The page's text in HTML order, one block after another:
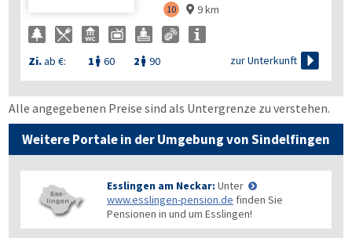
10  9 km
Zi.ab €: 1  60 2  90 zur Unterkunft 
Alle angegebenen Preise sind als Untergrenze zu verstehen.
Weitere Portale in der Umgebung von Sindelfingen
Esslingen am Neckar: Unter
www.esslingen-pension.de finden Sie
Pensionen in und um Esslingen!